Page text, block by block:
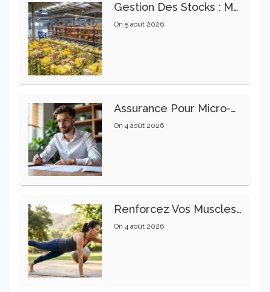
Gestion Des Stocks : Meilleures Pratiques Intralogistiques
On 5 août 2026
Assurance Pour Micro-Entrepreneur : Les Garanties Essentielles À Connaître
On 4 août 2026
Renforcez Vos Muscles Profonds Pour Apaiser Votre Mal De Dos
On 4 août 2026